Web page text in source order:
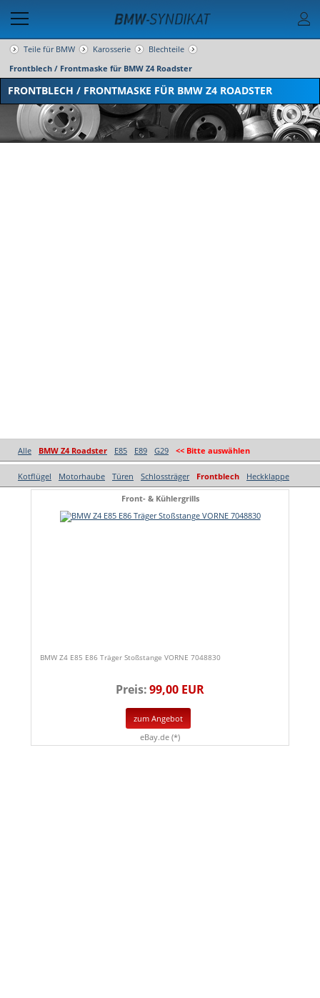
Teile für BMW Karosserie
Blechteile
Frontblech / Frontmaske für BMW Z4 Roadster
FRONTBLECH / FRONTMASKE FÜR BMW Z4 ROADSTER
Alle BMW Z4 Roadster E85 E89 G29 << Bitte auswählen
Kotflügel Motorhaube Türen Schlossträger Frontblech Heckklappe
Front- & Kühlergrills
BMW Z4 E85 E86 Träger Stoßstange VORNE 7048830
Preis:99,00 EUR
zum Angebot
eBay.de (*)